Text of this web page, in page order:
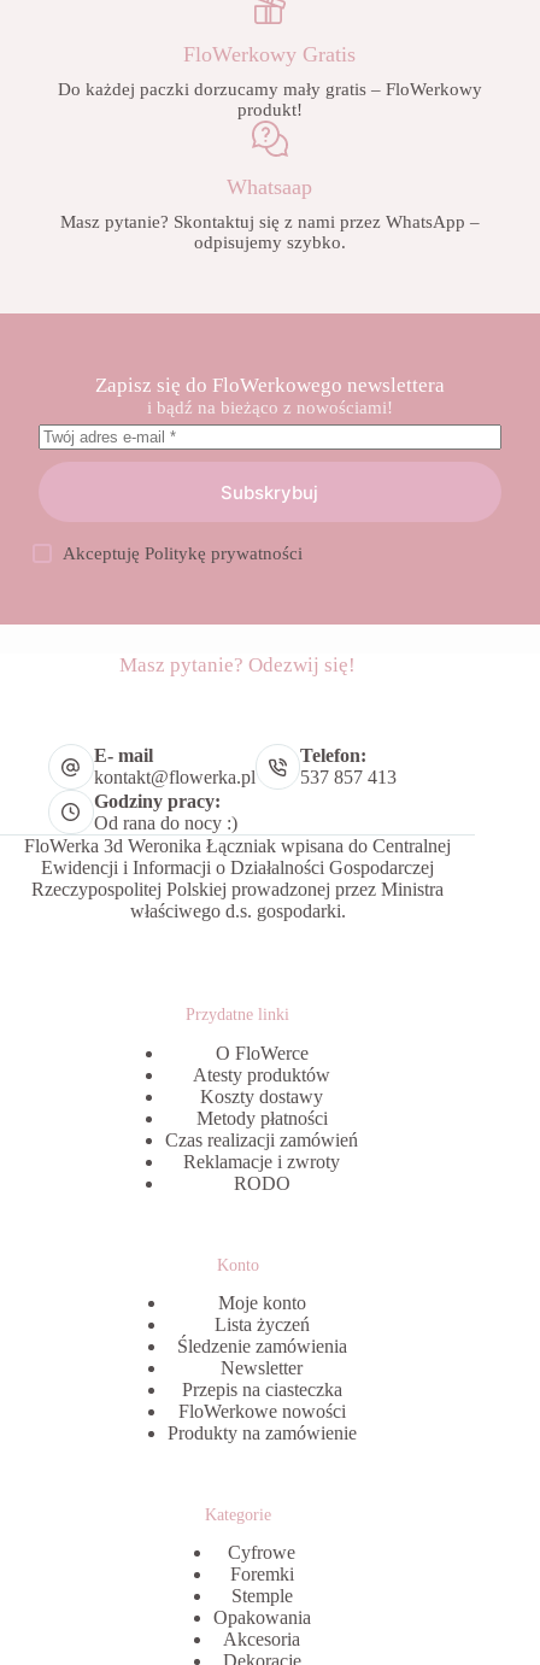
FloWerkowy Gratis
Do każdej paczki dorzucamy mały gratis – FloWerkowy
produkt!
Whatsaap
Masz pytanie? Skontaktuj się z nami przez WhatsApp –
odpisujemy szybko.
Zapisz się do FloWerkowego newslettera
i bądź na bieżąco z nowościami!
Subskrybuj
AkceptujęPolitykę prywatności
Masz pytanie? Odezwij się!
E- mail
kontakt@flowerka.pl
Telefon:
537 857 413
Godziny pracy:
Od rana do nocy :)
FloWerka 3d Weronika Łączniak wpisana do Centralnej
Ewidencji i Informacji o Działalności Gospodarczej
Rzeczypospolitej Polskiej prowadzonej przez Ministra
właściwego d.s. gospodarki.
Przydatne linki
O FloWerce
Atesty produktów
Koszty dostawy
Metody płatności
Czas realizacji zamówień
Reklamacje i zwroty
RODO
Konto
Moje konto
Lista życzeń
Śledzenie zamówienia
Newsletter
Przepis na ciasteczka
FloWerkowe nowości
Produkty na zamówienie
Kategorie
Cyfrowe
Foremki
Stemple
Opakowania
Akcesoria
Dekoracje